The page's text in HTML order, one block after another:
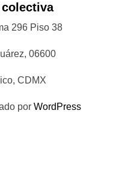
296 Piso 38
06600
CDMX
por WordPress